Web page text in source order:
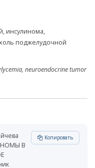
инсулинома,
поджелудочной
neuroendocrine tumor
В
Копировать